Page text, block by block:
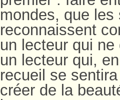
mondes, que les
reconnaissent
un lecteur qui
un lecteur qui,
recueil se
créer de la